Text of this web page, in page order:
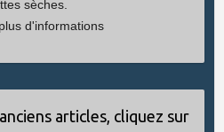
sèches.
d'informations
articles, cliquez sur